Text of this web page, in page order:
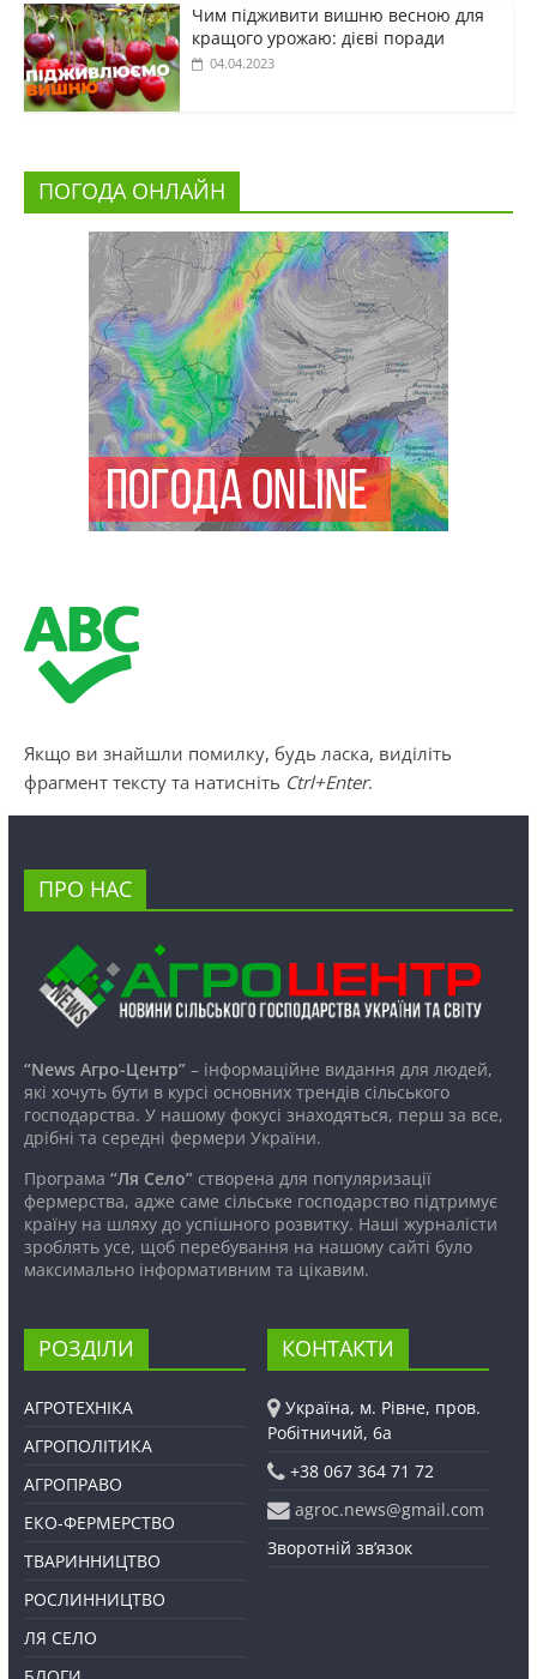
Чим підживити вишню весною для
кращого урожаю: дієві поради
04.04.2023
ПОГОДА ОНЛАЙН
Якщо ви знайшли помилку, будь ласка, виділіть
фрагмент тексту та натисніть Ctrl+Enter.
ПРО НАС
“News Агро-Центр”– інформаційне видання для людей,
які хочуть бути в курсі основних трендів сільського
господарства. У нашому фокусі знаходяться, перш за все,
дрібні та середні фермери України.
Програма “Ля Село”створена для популяризації
фермерства, адже саме сільське господарство підтримує
країну на шляху до успішного розвитку. Наші журналісти
зроблять усе, щоб перебування на нашому сайті було
максимально інформативним та цікавим.
РОЗДІЛИ
АГРОТЕХНІКА
АГРОПОЛІТИКА
АГРОПРАВО
ЕКО-ФЕРМЕРСТВО
ТВАРИННИЦТВО
РОСЛИННИЦТВО
ЛЯ СЕЛО
КОНТАКТИ
Україна, м. Рівне, пров.
Робітничий, 6а
+38 067 364 71 72
agroc.news@gmail.com
Зворотній зв’язок